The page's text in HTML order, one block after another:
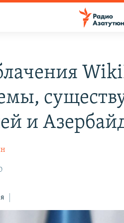
и